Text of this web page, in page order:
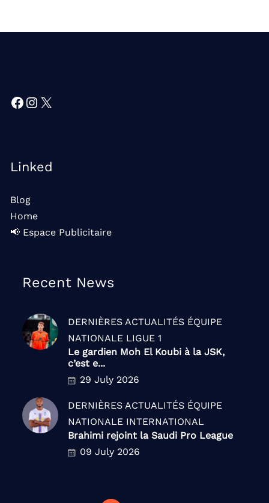
Facebook
Instagram
X
Linked
Blog
Home
📢 Espace Publicitaire
Recent News
DERNIÈRES ACTUALITÉS ÉQUIPE
NATIONALE LIGUE 1
Le gardien Moh El Koubi à la JSK,
c’est e...
29 July 2026
DERNIÈRES ACTUALITÉS ÉQUIPE
NATIONALE INTERNATIONAL
Brahimi rejoint la Saudi Pro League
09 July 2026